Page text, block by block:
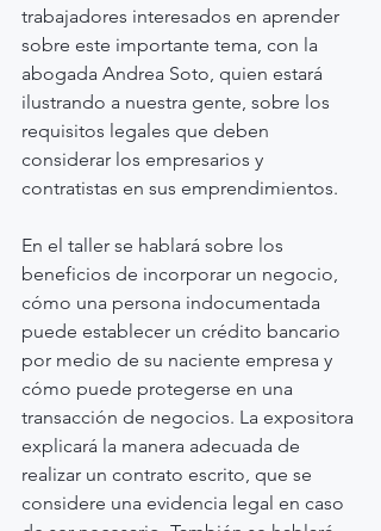
trabajadores interesados en aprender
sobre este importante tema, con la
abogada Andrea Soto, quien estará
ilustrando a nuestra gente, sobre los
requisitos legales que deben
considerar los empresarios y
contratistas en sus emprendimientos.
En el taller se hablará sobre los
beneficios de incorporar un negocio,
cómo una persona indocumentada
puede establecer un crédito bancario
por medio de su naciente empresa y
cómo puede protegerse en una
transacción de negocios. La expositora
explicará la manera adecuada de
realizar un contrato escrito, que se
considere una evidencia legal en caso